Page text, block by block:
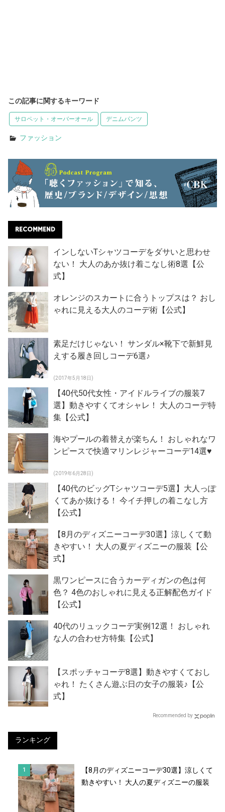
この記事に関するキーワード
サロペット・オーバーオール デニムパンツ
ファッション
RECOMMEND
インしないTシャツコーデをダサいと思わせ
ない！ 大人のあか抜け着こなし術8選【公
式】
オレンジのスカートに合うトップスは？ おし
ゃれに見える大人のコーデ術【公式】
素足だけじゃない！ サンダル×靴下で新鮮見
えする履き回しコーデ6選♪
(2017年5月18日)
【40代50代女性・アイドルライブの服装7
選】動きやすくてオシャレ！ 大人のコーデ特
集【公式】
海やプールの着替えが楽ちん！ おしゃれなワ
ンピースで快適マリンレジャーコーデ14選♥
(2019年6月28日)
【40代のビッグTシャツコーデ5選】大人っぽ
くてあか抜ける！ 今イチ押しの着こなし方
【公式】
【8月のディズニーコーデ30選】涼しくて動
きやすい！ 大人の夏ディズニーの服装【公
式】
黒ワンピースに合うカーディガンの色は何
色？ 4色のおしゃれに見える正解配色ガイド
【公式】
40代のリュックコーデ実例12選！ おしゃれ
な人の合わせ方特集【公式】
【スポッチャコーデ8選】動きやすくておし
ゃれ！ たくさん遊ぶ日の女子の服装♪【公
式】
Recommended by
ランキング
【8月のディズニーコーデ30選】涼しくて
動きやすい！ 大人の夏ディズニーの服装